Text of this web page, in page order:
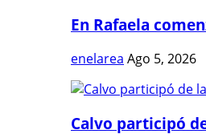
En Rafaela
enelarea Ago 5, 2026
Calvo participó